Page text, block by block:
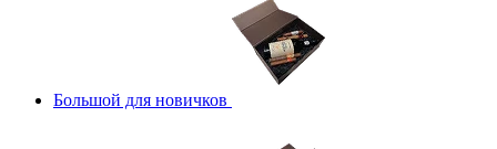
Большой для новичков